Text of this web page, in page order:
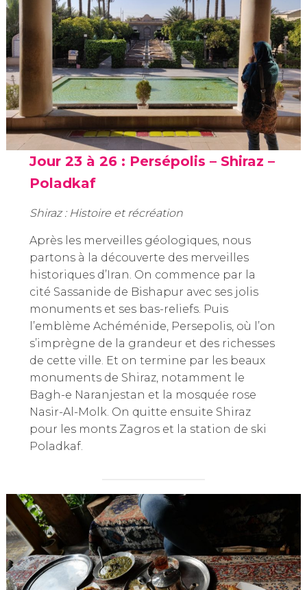
Jour 23 à 26 : Persépolis – Shiraz –
Poladkaf
Shiraz : Histoire et récréation
Après les merveilles géologiques, nous
partons à la découverte des merveilles
historiques d’Iran. On commence par la
cité Sassanide de Bishapur avec ses jolis
monuments et ses bas-reliefs. Puis
l’emblème Achéménide, Persepolis, où l’on
s’imprègne de la grandeur et des richesses
de cette ville. Et on termine par les beaux
monuments de Shiraz, notamment le
Bagh-e Naranjestan et la mosquée rose
Nasir-Al-Molk. On quitte ensuite Shiraz
pour les monts Zagros et la station de ski
Poladkaf.